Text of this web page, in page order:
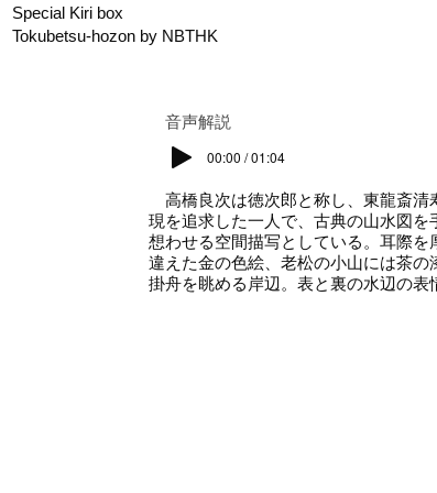
Special Kiri box
Tokubetsu-hozon by NBTHK
​音声解説
00:00 / 01:04
高橋良次は徳次郎と称し、東龍斎清
現を追求した一人で、古典の山水図
想わせる空間描写としている。耳際
違えた金の色絵、老松の小山には茶
掛舟を眺める岸辺。表と裏の水辺の表